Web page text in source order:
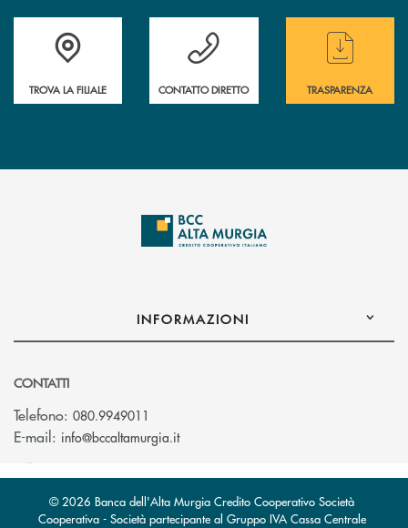
Accedi all' elenco completo delle filiali
TROVA LA FILIALE
Hai bisogno di assistenza immediata ?
CONTATTO DIRETTO
Hai bisogno di
TRASPARENZA
INFORMAZIONI
CONTATTI
Telefono: 080.9949011
E-mail: info@bccaltamurgia.it(si apre l’app di posta elettronica)
© 2026 Banca dell'Alta Murgia Credito Cooperativo Società
Cooperativa - Società partecipante al Gruppo IVA Cassa Centrale